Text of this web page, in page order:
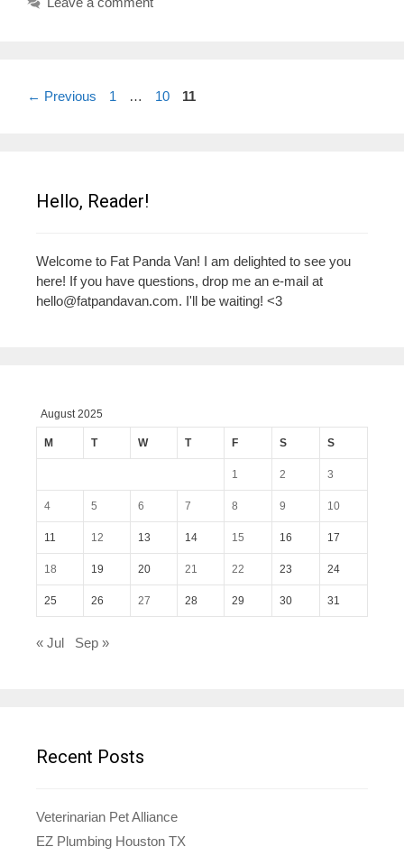
← Previous Page
1 … Page
10 Page
11
Hello, Reader!
Welcome to Fat Panda Van! I am delighted to see you
here! If you have questions, drop me an e-mail at
hello@fatpandavan.com. I'll be waiting! <3
August 2025
M T W T F S S
1 2 3
4 5 6 7 8 9 10
11 12 13 14 15 16 17
18 19 20 21 22 23 24
25 26 27 28 29 30 31
« Jul Sep »
Recent Posts
Veterinarian Pet Alliance
EZ Plumbing Houston TX